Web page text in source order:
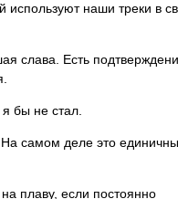
используют наши треки в
слава. Есть
бы не стал.
На самом деле это
плаву, если постоянно